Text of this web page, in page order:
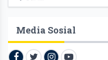
Media Sosial